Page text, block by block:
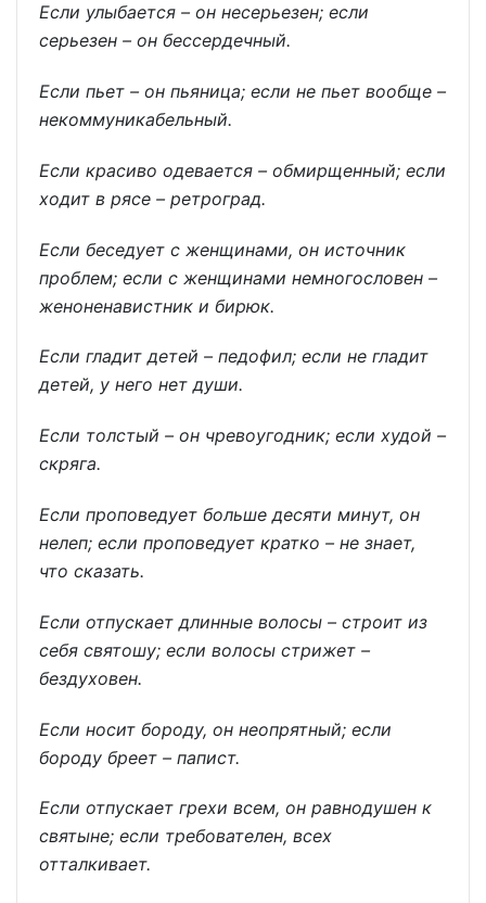
Если улыбается – он несерьезен; если
серьезен – он бессердечный.
Если пьет – он пьяница; если не пьет вообще –
некоммуникабельный.
Если красиво одевается – обмирщенный; если
ходит в рясе – ретроград.
Если беседует с женщинами, он источник
проблем; если с женщинами немногословен –
женоненавистник и бирюк.
Если гладит детей – педофил; если не гладит
детей, у него нет души.
Если толстый – он чревоугодник; если худой –
скряга.
Если проповедует больше десяти минут, он
нелеп; если проповедует кратко – не знает,
что сказать.
Если отпускает длинные волосы – строит из
себя святошу; если волосы стрижет –
бездуховен.
Если носит бороду, он неопрятный; если
бороду бреет – папист.
Если отпускает грехи всем, он равнодушен к
святыне; если требователен, всех
отталкивает.